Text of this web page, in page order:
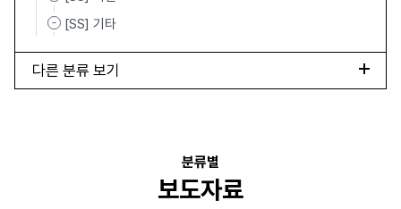
[SS] 기타
다른 분류 보기
분류별
보도자료